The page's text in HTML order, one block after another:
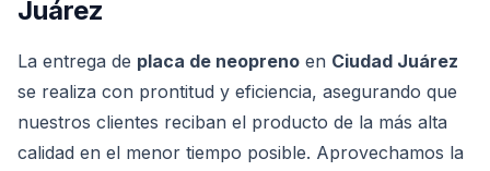
Juárez
La entrega de placa de neopreno en Ciudad Juárez
se realiza con prontitud y eficiencia, asegurando que
nuestros clientes reciban el producto de la más alta
calidad en el menor tiempo posible. Aprovechamos la